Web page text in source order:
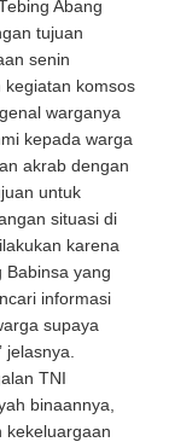
Abang
tujuan
senin
kegiatan komsos
warganya
kepada warga
akrab dengan
untuk
situasi di
karena
Babinsa yang
informasi
supaya
TNI
binaannya,
kekeluargaan